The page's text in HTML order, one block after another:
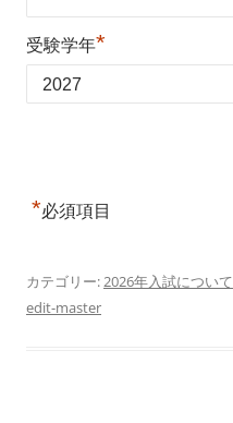
受験学年*
*必須項目
カテゴリー:2026年入試について
edit-master